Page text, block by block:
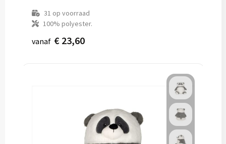
31 op voorraad
100% polyester.
vanaf € 23,60